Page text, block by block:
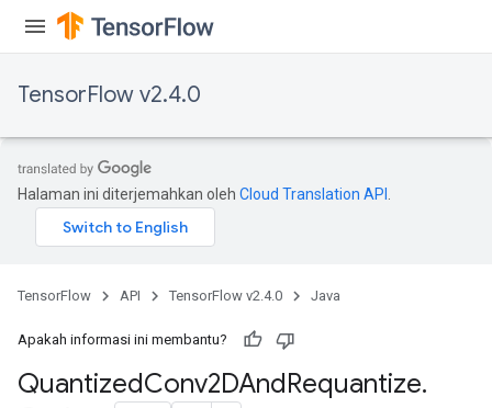
TensorFlow v2.4.0
Halaman ini diterjemahkan oleh Cloud Translation API
TensorFlow API TensorFlow v2.4.0 Java
Apakah informasi ini membantu?
QuantizedConv2DAndRequantize.